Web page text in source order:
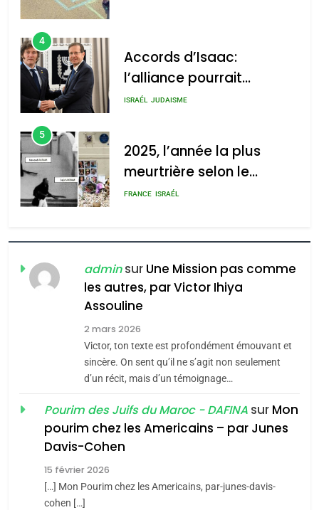
2025, l’année la plus
meurtrière selon le rapport
l’antisémitisme
admin 0
4
Accords d’Isaac:
l’alliance pourrait
s’étendre à 13 pays
ISRAÉL JUDAISME
5
2025, l’année la plus
meurtrière selon le
rapport d’ADL contre
FRANCE ISRAÉL
FIÈRE, DIGNE ET RÉSILIENTE :
POURQUOI JE REVENDIQUE
MA JUDAÏTE par Thérèse
Zrihen-Dvir
ISRAÉL JUDAISME
CE QUI NOUS MANQUE –
Jacques Hadida
JUDAISME
Maroc : Les amandes de
Tafraout, le miel de Tadla
du terroir
adminsur Une Mission pas comme
les autres, par Victor Ihiya
Assouline
2 mars 2026
Victor, ton texte est profondément émouvant et
sincère. On sent qu’il ne s’agit non seulement
d’un récit, mais d’un témoignage…
Pourim des Juifs du Maroc - DAFINA sur Mon
pourim chez les Americains – par Junes
Davis-Cohen
15 février 2026
[…] Mon Pourim chez les Americains, par-junes-davis-
cohen […]